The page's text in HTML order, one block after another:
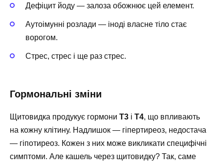
Дефіцит йоду — залоза обожнює цей елемент.
Аутоімунні розлади — іноді власне тіло стає
ворогом.
Стрес, стрес і ще раз стрес.
Гормональні зміни
Щитовидка продукує гормони T3 і T4, що впливають
на кожну клітину. Надлишок — гіпертиреоз, недостача
— гіпотиреоз. Кожен з них може викликати специфічні
симптоми. Але кашель через щитовидку? Так, саме